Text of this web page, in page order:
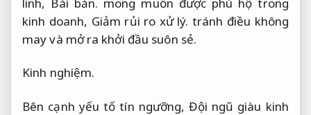
linh, Bài bản. mong muốn được phù hộ trong
kinh doanh, Giảm rủi ro xử lý. tránh điều không
may và mở ra khởi đầu suôn sẻ.
Kinh nghiệm.
Bên cạnh yếu tố tín ngưỡng,Đội ngũ giàu kinh